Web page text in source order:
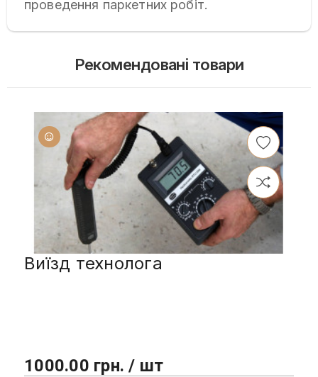
проведення паркетних робіт.
Рекомендовані товари
Виїзд технолога
1000.00 грн. / шт